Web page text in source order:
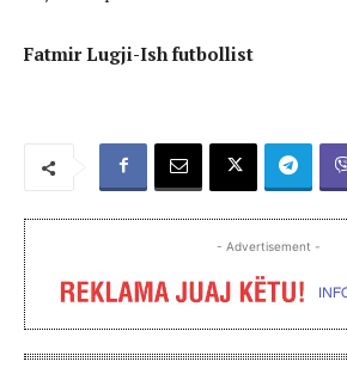
Fatmir Lugji-Ish futbollist
- Advertisement -